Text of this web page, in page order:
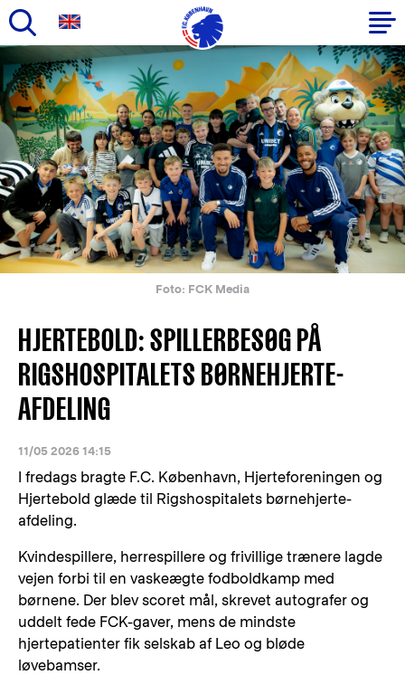
Gå
til
hovedindhold
Primær
navigation
Foto: FCK Media
HJERTEBOLD: SPILLERBESØG PÅ
RIGSHOSPITALETS BØRNEHJERTE-
AFDELING
11/05 2026 14:15
I fredags bragte F.C. København, Hjerteforeningen og
Hjertebold glæde til Rigshospitalets børnehjerte-
afdeling.
Kvindespillere, herrespillere og frivillige trænere lagde
vejen forbi til en vaskeægte fodboldkamp med
børnene. Der blev scoret mål, skrevet autografer og
uddelt fede FCK-gaver, mens de mindste
hjertepatienter fik selskab af Leo og bløde
løvebamser.